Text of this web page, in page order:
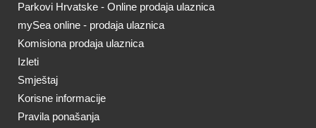
Parkovi Hrvatske - Online prodaja ulaznica
mySea online - prodaja ulaznica
Komisiona prodaja ulaznica
Izleti
Smještaj
Korisne informacije
Pravila ponašanja